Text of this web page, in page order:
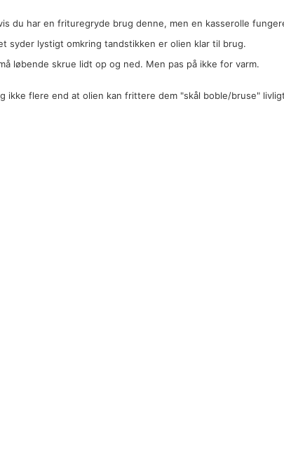
du har en frituregryde brug denne, men en kasserolle
syder lystigt omkring tandstikken er olien klar til brug.
løbende skrue lidt op og ned. Men pas på ikke for varm.
flere end at olien kan frittere dem "skål boble/bruse"